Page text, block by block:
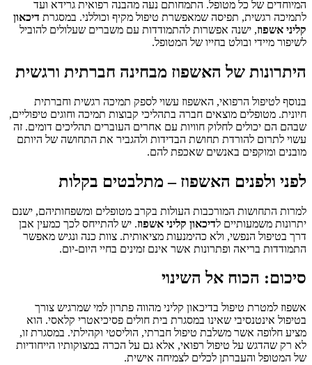
המיוחדים של כל מטופל. התמחותם נעה מהבנה רפואית גרידא ועד
לתמיכה רגשית, תפיסה שמאפשרת טיפול מקיף וכוללני. במסגרת דיכאון
קליני אשפוז, ישנה אפשרות להתמודדות עם משברים שעלולים להוביל
לשיפור מיידי ובולט בחייו של המטופל.
היתרונות של האשפוז מבחינה חברתית ורגשית
בנוסף לטיפול הרפואי, האשפוז עשוי לספק תמיכה רגשית וחברתית
חיונית. מטופלים מוצאים חברה בתהליכי קבוצות תמיכה וחוגים טיפוליים,
שבהם הם יכולים לחלוק חוויות עם אחרים העוברים תהליכים דומים. זה
עשוי לתרום להורדת תחושת הבדידות ולהגביר את התחושה של היותם
מובנים ומוקפים באנשים שאכפת להם.
לפני ולפנים האשפוז – מתלבטים בקלות
למרות התחושות המורכבות העולות בקרב מטופלים ומשפחותיהם, ישנם
יתרונות משמעותיים לדיכאון קליני אשפוז. יש להתייחס לכך כמעין אבן
דרך בטיפול הנפשי, ולא כהימנעות מציאותית. צוות כנה ונגיש מאפשר
התמודדות בריאה ופתרונות אשר אינם זמינים בחיי היום-יום.
סיכום: הכוח אל השינוי
אשפוז למטרת טיפול בדיכאון קליני מהווה פתרון למי שמרגיש צורך
בטיפול אינטנסיבי שאינו במסגרת בית חולים פסיכיאטרי קלאסי. הוא
מציע חלופה אשר משלבת טיפול חברתי, הוליסטי וקהילתי. במסגרת זו,
לא רק שהדגש על טיפול רפואי, אלא גם על הכרה במצוקותיו הייחודיות
של המטופל והעברתן לכלים לצמיחה אישית.